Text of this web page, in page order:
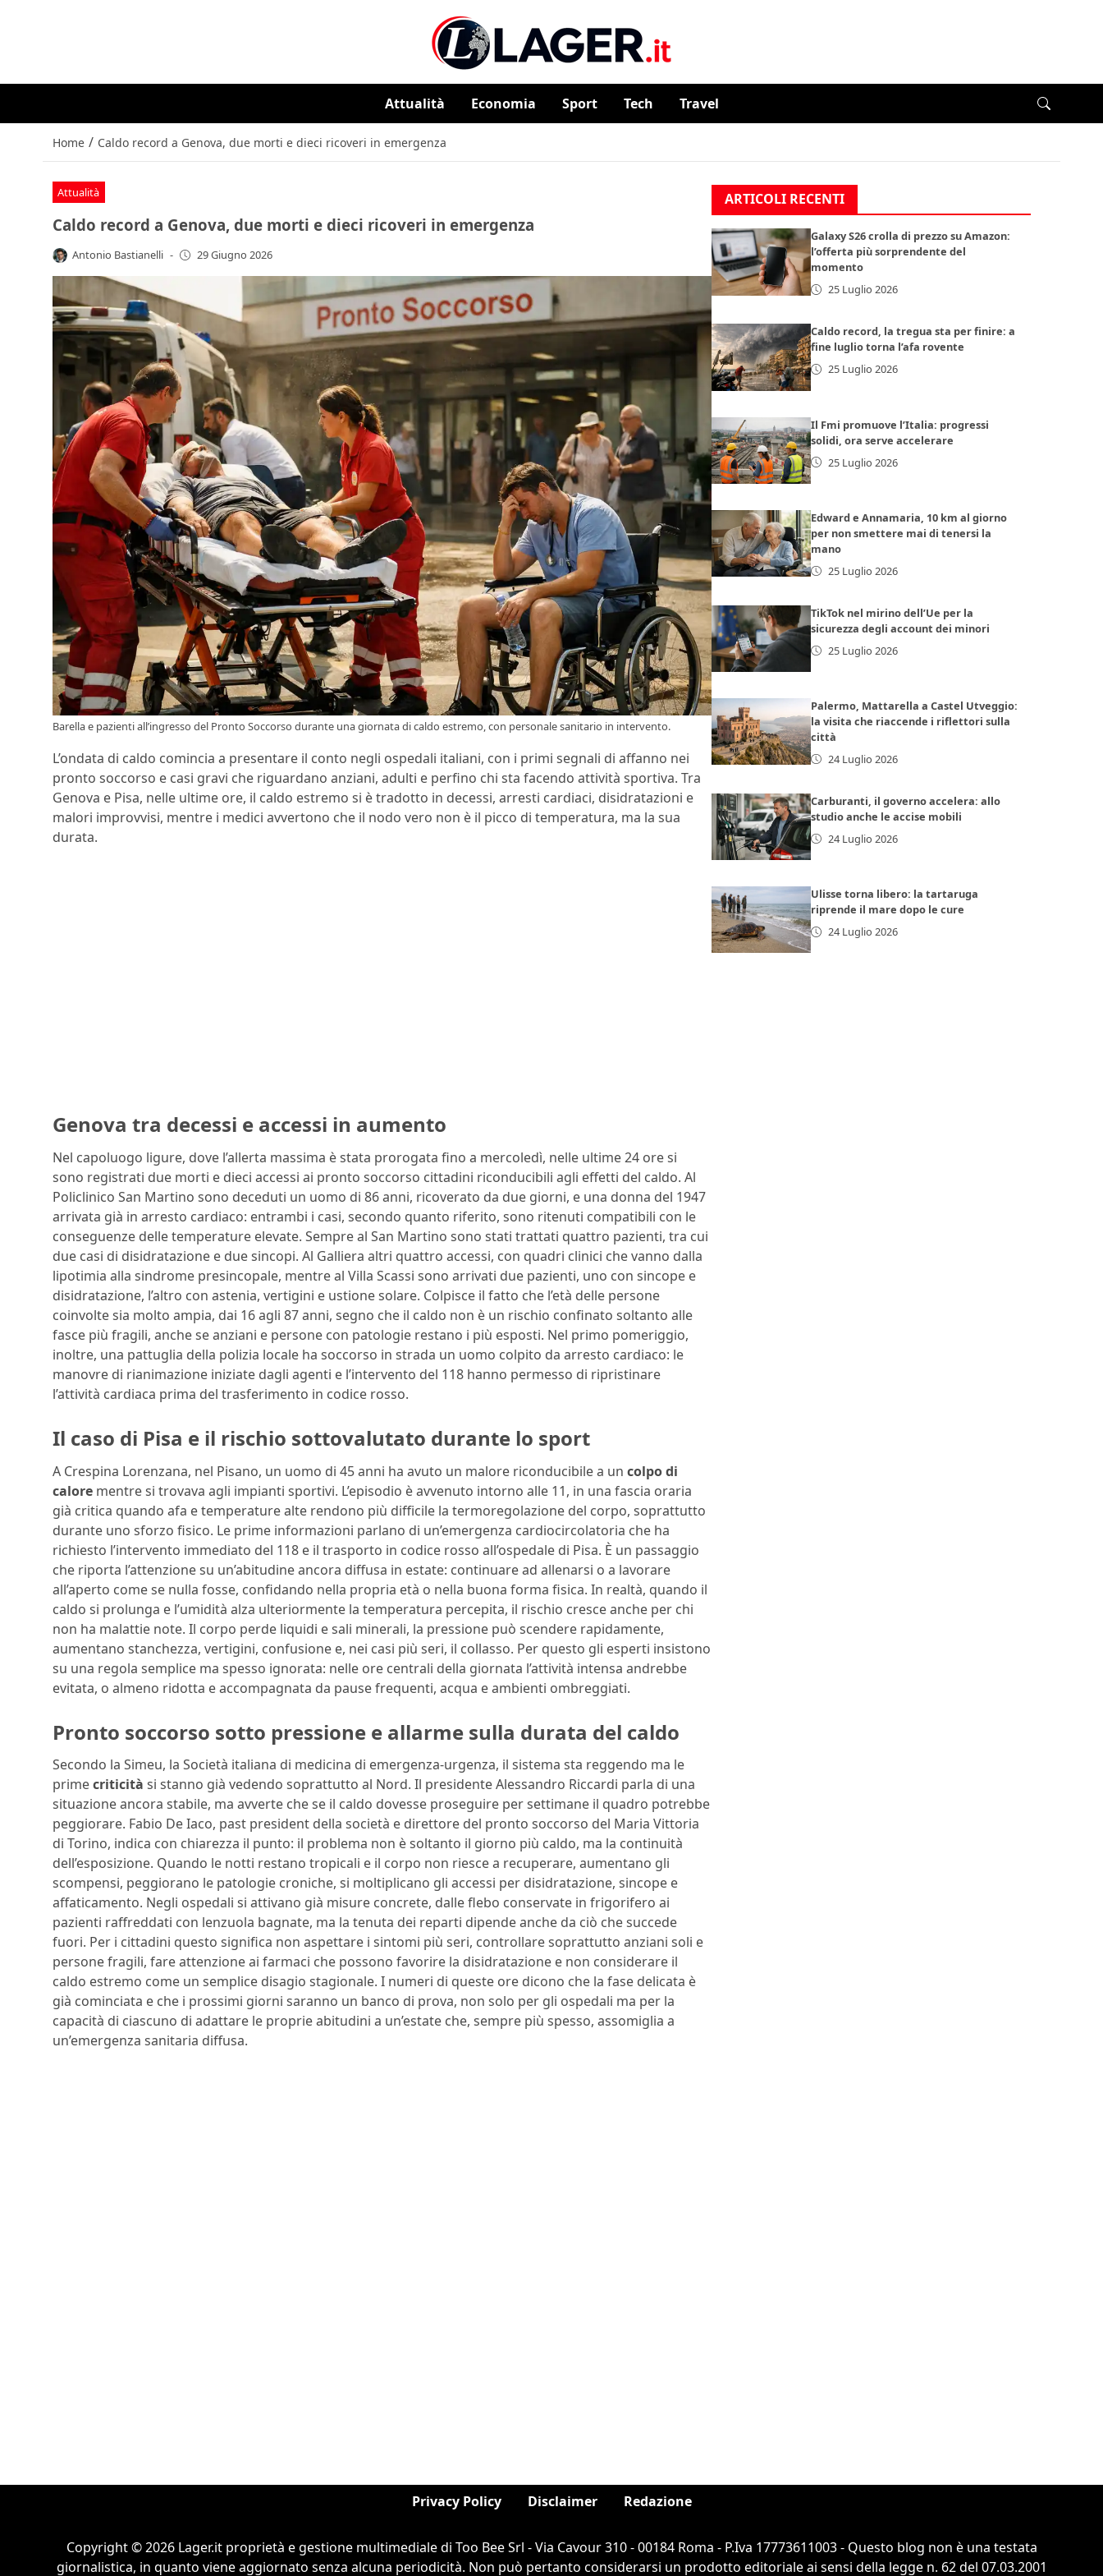
Attualità ⁠⁠Economia Sport Tech Travel
Home / Caldo record a Genova, due morti e dieci ricoveri in emergenza
Attualità
Caldo record a Genova, due morti e dieci ricoveri in emergenza
Antonio Bastianelli - 29 Giugno 2026
Barella e pazienti all’ingresso del Pronto Soccorso durante una giornata di caldo estremo, con personale sanitario in intervento.
L’ondata di caldo comincia a presentare il conto negli ospedali italiani, con i primi segnali di affanno nei
pronto soccorso e casi gravi che riguardano anziani, adulti e perfino chi sta facendo attività sportiva. Tra
Genova e Pisa, nelle ultime ore, il caldo estremo si è tradotto in decessi, arresti cardiaci, disidratazioni e
malori improvvisi, mentre i medici avvertono che il nodo vero non è il picco di temperatura, ma la sua
durata.
Genova tra decessi e accessi in aumento
Nel capoluogo ligure, dove l’allerta massima è stata prorogata fino a mercoledì, nelle ultime 24 ore si
sono registrati due morti e dieci accessi ai pronto soccorso cittadini riconducibili agli effetti del caldo. Al
Policlinico San Martino sono deceduti un uomo di 86 anni, ricoverato da due giorni, e una donna del 1947
arrivata già in arresto cardiaco: entrambi i casi, secondo quanto riferito, sono ritenuti compatibili con le
conseguenze delle temperature elevate. Sempre al San Martino sono stati trattati quattro pazienti, tra cui
due casi di disidratazione e due sincopi. Al Galliera altri quattro accessi, con quadri clinici che vanno dalla
lipotimia alla sindrome presincopale, mentre al Villa Scassi sono arrivati due pazienti, uno con sincope e
disidratazione, l’altro con astenia, vertigini e ustione solare. Colpisce il fatto che l’età delle persone
coinvolte sia molto ampia, dai 16 agli 87 anni, segno che il caldo non è un rischio confinato soltanto alle
fasce più fragili, anche se anziani e persone con patologie restano i più esposti. Nel primo pomeriggio,
inoltre, una pattuglia della polizia locale ha soccorso in strada un uomo colpito da arresto cardiaco: le
manovre di rianimazione iniziate dagli agenti e l’intervento del 118 hanno permesso di ripristinare
l’attività cardiaca prima del trasferimento in codice rosso.
Il caso di Pisa e il rischio sottovalutato durante lo sport
A Crespina Lorenzana, nel Pisano, un uomo di 45 anni ha avuto un malore riconducibile a un colpo di
calore mentre si trovava agli impianti sportivi. L’episodio è avvenuto intorno alle 11, in una fascia oraria
già critica quando afa e temperature alte rendono più difficile la termoregolazione del corpo, soprattutto
durante uno sforzo fisico. Le prime informazioni parlano di un’emergenza cardiocircolatoria che ha
richiesto l’intervento immediato del 118 e il trasporto in codice rosso all’ospedale di Pisa. È un passaggio
che riporta l’attenzione su un’abitudine ancora diffusa in estate: continuare ad allenarsi o a lavorare
all’aperto come se nulla fosse, confidando nella propria età o nella buona forma fisica. In realtà, quando il
caldo si prolunga e l’umidità alza ulteriormente la temperatura percepita, il rischio cresce anche per chi
non ha malattie note. Il corpo perde liquidi e sali minerali, la pressione può scendere rapidamente,
aumentano stanchezza, vertigini, confusione e, nei casi più seri, il collasso. Per questo gli esperti insistono
su una regola semplice ma spesso ignorata: nelle ore centrali della giornata l’attività intensa andrebbe
evitata, o almeno ridotta e accompagnata da pause frequenti, acqua e ambienti ombreggiati.
Pronto soccorso sotto pressione e allarme sulla durata del caldo
Secondo la Simeu, la Società italiana di medicina di emergenza-urgenza, il sistema sta reggendo ma le
primecriticità si stanno già vedendo soprattutto al Nord. Il presidente Alessandro Riccardi parla di una
situazione ancora stabile, ma avverte che se il caldo dovesse proseguire per settimane il quadro potrebbe
peggiorare. Fabio De Iaco, past president della società e direttore del pronto soccorso del Maria Vittoria
di Torino, indica con chiarezza il punto: il problema non è soltanto il giorno più caldo, ma la continuità
dell’esposizione. Quando le notti restano tropicali e il corpo non riesce a recuperare, aumentano gli
scompensi, peggiorano le patologie croniche, si moltiplicano gli accessi per disidratazione, sincope e
affaticamento. Negli ospedali si attivano già misure concrete, dalle flebo conservate in frigorifero ai
pazienti raffreddati con lenzuola bagnate, ma la tenuta dei reparti dipende anche da ciò che succede
fuori. Per i cittadini questo significa non aspettare i sintomi più seri, controllare soprattutto anziani soli e
persone fragili, fare attenzione ai farmaci che possono favorire la disidratazione e non considerare il
caldo estremo come un semplice disagio stagionale. I numeri di queste ore dicono che la fase delicata è
già cominciata e che i prossimi giorni saranno un banco di prova, non solo per gli ospedali ma per la
capacità di ciascuno di adattare le proprie abitudini a un’estate che, sempre più spesso, assomiglia a
un’emergenza sanitaria diffusa.
ARTICOLI RECENTI
Galaxy S26 crolla di prezzo su Amazon:
l’offerta più sorprendente del
momento
25 Luglio 2026
Caldo record, la tregua sta per finire: a
fine luglio torna l’afa rovente
25 Luglio 2026
Il Fmi promuove l’Italia: progressi
solidi, ora serve accelerare
25 Luglio 2026
Edward e Annamaria, 10 km al giorno
per non smettere mai di tenersi la
mano
25 Luglio 2026
TikTok nel mirino dell’Ue per la
sicurezza degli account dei minori
25 Luglio 2026
Palermo, Mattarella a Castel Utveggio:
la visita che riaccende i riflettori sulla
città
24 Luglio 2026
Carburanti, il governo accelera: allo
studio anche le accise mobili
24 Luglio 2026
Ulisse torna libero: la tartaruga
riprende il mare dopo le cure
24 Luglio 2026
Privacy Policy Disclaimer Redazione
Copyright © 2026 Lager.it proprietà e gestione multimediale di Too Bee Srl - Via Cavour 310 - 00184 Roma - P.Iva 17773611003 - Questo blog non è una testata
giornalistica, in quanto viene aggiornato senza alcuna periodicità. Non può pertanto considerarsi un prodotto editoriale ai sensi della legge n. 62 del 07.03.2001